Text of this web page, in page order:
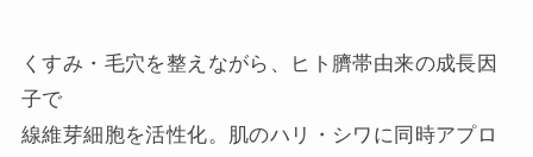
くすみ・毛穴を整えながら、ヒト臍帯由来の成長因
子で
線維芽細胞を活性化。肌のハリ・シワに同時アプロ